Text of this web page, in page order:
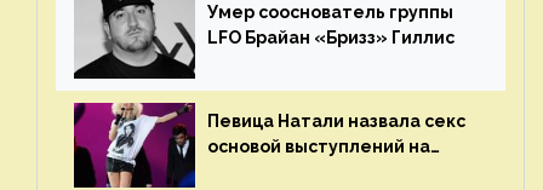
Умер сооснователь группы
LFO Брайан «Бризз» Гиллис
Певица Натали назвала секс
основой выступлений на